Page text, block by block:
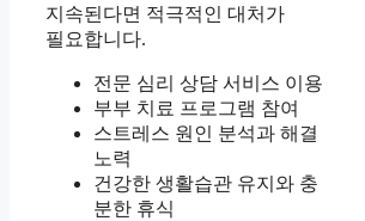
지속된다면 적극적인 대처가
필요합니다.
전문 심리 상담 서비스 이용
부부 치료 프로그램 참여
스트레스 원인 분석과 해결
노력
건강한 생활습관 유지와 충
분한 휴식